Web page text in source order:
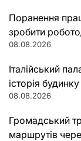
Поранення
зробити
08.08.2026
Італійський
історія
08.08.2026
Громадський
маршрутів